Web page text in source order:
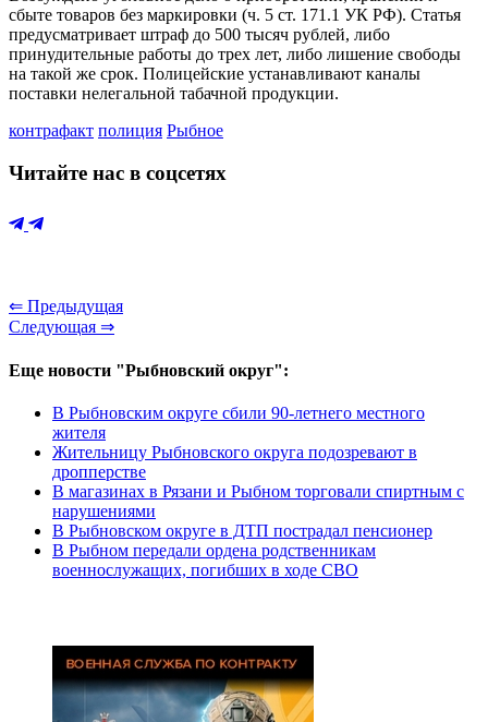
сбыте товаров без маркировки (ч. 5 ст. 171.1 УК РФ). Статья
предусматривает штраф до 500 тысяч рублей, либо
принудительные работы до трех лет, либо лишение свободы
на такой же срок. Полицейские устанавливают каналы
поставки нелегальной табачной продукции.
контрафакт полиция Рыбное
Читайте нас в соцсетях
⇐ Предыдущая
Следующая ⇒
Еще новости "Рыбновский округ":
В Рыбновским округе сбили 90-летнего местного
жителя
Жительницу Рыбновского округа подозревают в
дропперстве
В магазинах в Рязани и Рыбном торговали спиртным с
нарушениями
В Рыбновском округе в ДТП пострадал пенсионер
В Рыбном передали ордена родственникам
военнослужащих, погибших в ходе СВО